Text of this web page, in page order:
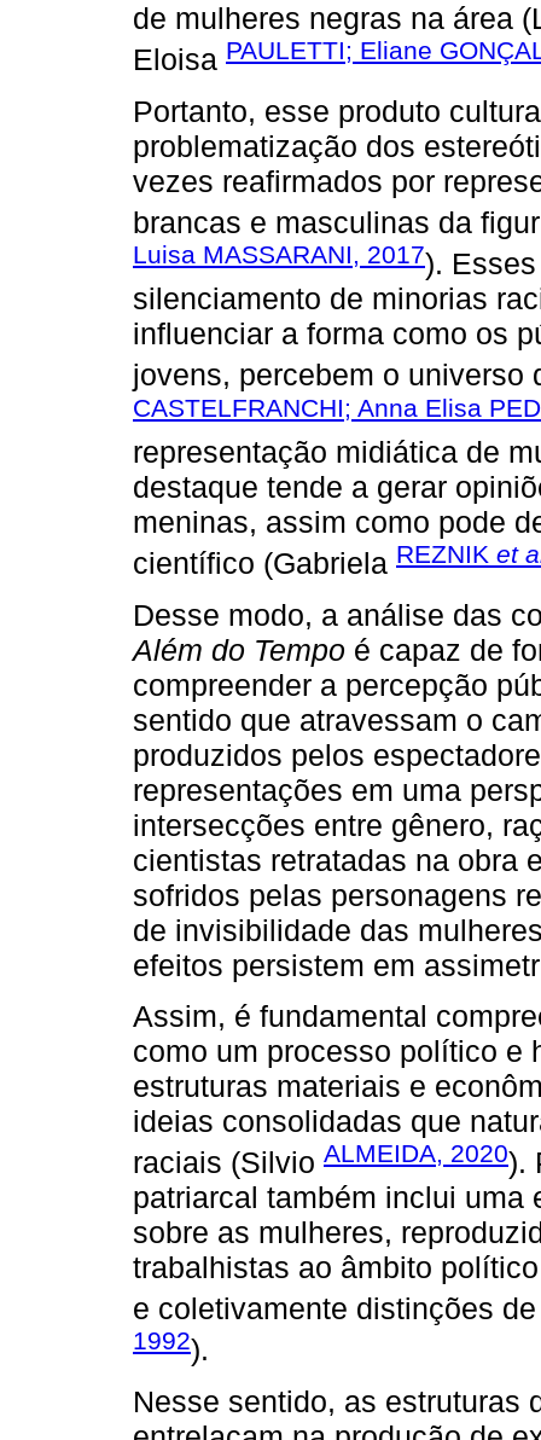
de mulheres negras na área
Eloisa PAULETTI; Eliane
Portanto, esse produto
problematização dos
vezes reafirmados por
brancas e masculinas da
Luisa MASSARANI, 2017).
silenciamento de minorias
influenciar a forma como os
jovens, percebem o universo
CASTELFRANCHI; Anna Elisa
representação midiática de
destaque tende a gerar
meninas, assim como pode
científico (Gabriela REZNIK et
Desse modo, a análise das
Além do Tempo é capaz de
compreender a percepção
sentido que atravessam o
produzidos pelos
representações em uma
intersecções entre gênero,
cientistas retratadas na obra
sofridos pelas personagens
de invisibilidade das
efeitos persistem em
Assim, é fundamental
como um processo político e
estruturas materiais e
ideias consolidadas que
raciais (Silvio ALMEIDA, 2020).
patriarcal também inclui uma
sobre as mulheres,
trabalhistas ao âmbito
e coletivamente distinções
1992).
Nesse sentido, as estruturas